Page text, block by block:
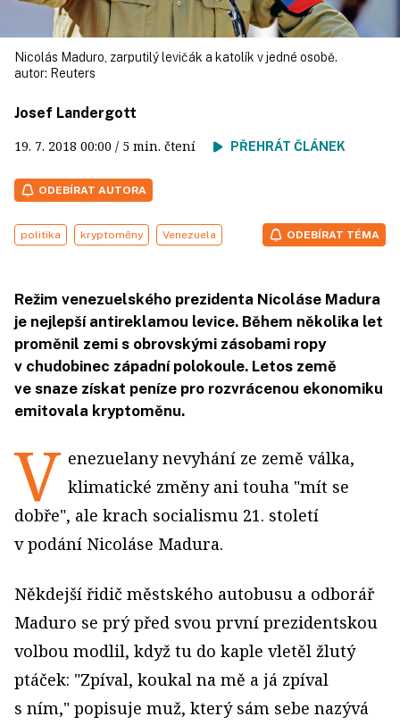
Nicolás Maduro, zarputilý levičák a katolík v jedné osobě.
autor: Reuters
Josef Landergott
19. 7. 2018 00:00 / 5 min. čtení PŘEHRÁT ČLÁNEK
ODEBÍRAT AUTORA
politika kryptoměny Venezuela ODEBÍRAT TÉMA
Režim venezuelského prezidenta Nicoláse Madura
je nejlepší antireklamou levice. Během několika let
proměnil zemi s obrovskými zásobami ropy
v chudobinec západní polokoule. Letos země
ve snaze získat peníze pro rozvrácenou ekonomiku
emitovala kryptoměnu.
V enezuelany nevyhání ze země válka,
klimatické změny ani touha "mít se
dobře", ale krach socialismu 21. století
v podání Nicoláse Madura.
Někdejší řidič městského autobusu a odborář
Maduro se prý před svou první prezidentskou
volbou modlil, když tu do kaple vletěl žlutý
ptáček: "Zpíval, koukal na mě a já zpíval
s ním," popisuje muž, který sám sebe nazývá